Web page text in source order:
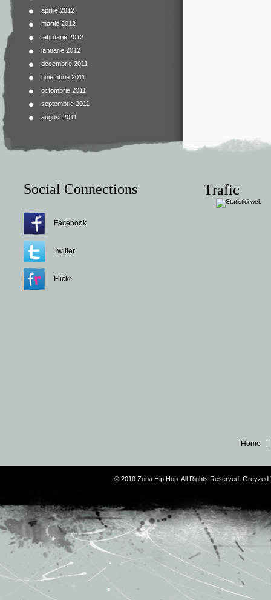
aprilie 2012
martie 2012
februarie 2012
ianuarie 2012
decembrie 2011
noiembrie 2011
octombrie 2011
septembrie 2011
august 2011
Social Connections
Facebook
Twitter
Flickr
Trafic
Home
© 2010 Zona Hip Hop. All Rights Reserved.